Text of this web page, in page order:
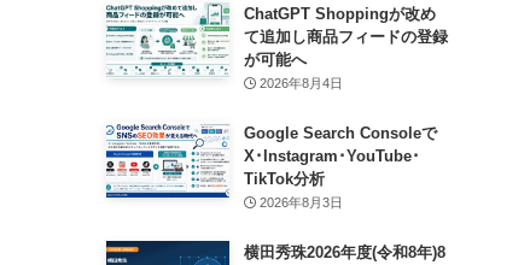
ChatGPT Shoppingが改め
て追加し商品フィードの登録
が可能へ
2026年8月4日
Google Search Consoleで
X･Instagram･YouTube･
TikTok分析
2026年8月3日
横田秀珠2026年度(令和8年)8